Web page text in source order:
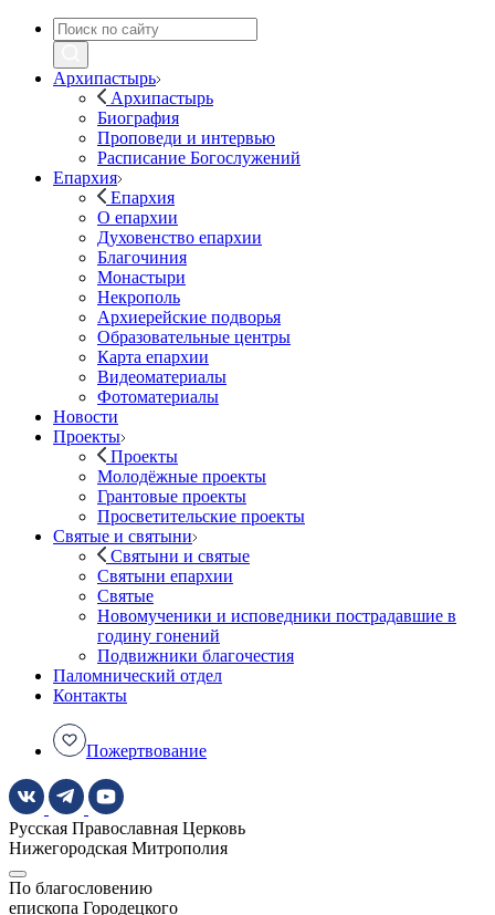
Архипастырь
Архипастырь
Биография
Проповеди и интервью
Расписание Богослужений
Епархия
Епархия
О епархии
Духовенство епархии
Благочиния
Монастыри
Некрополь
Архиерейские подворья
Образовательные центры
Карта епархии
Видеоматериалы
Фотоматериалы
Новости
Проекты
Проекты
Молодёжные проекты
Грантовые проекты
Просветительские проекты
Святые и святыни
Святыни и святые
Святыни епархии
Святые
Новомученики и исповедники пострадавшие в
годину гонений
Подвижники благочестия
Паломнический отдел
Контакты
Пожертвование
Русская Православная Церковь
Нижегородская Митрополия
По благословению
епископа Городецкого